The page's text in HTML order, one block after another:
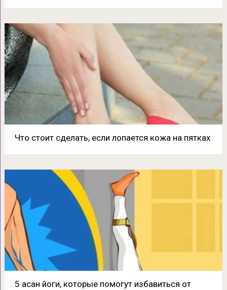
Что стоит сделать, если лопается кожа на пятках
5 асан йоги, которые помогут избавиться от